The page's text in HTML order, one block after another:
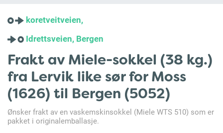
koretveitveien,
Idrettsveien, Bergen
Frakt av Miele-sokkel (38 kg.)
fra Lervik like sør for Moss
(1626) til Bergen (5052)
Ønsker frakt av en vaskemskinsokkel (Miele WTS 510) som er
pakket i originalemballasje.